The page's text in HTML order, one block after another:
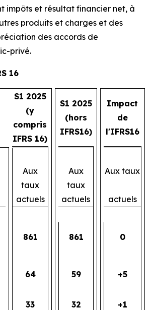
impôts et résultat financier net, à
produits et charges et des
des accords de
privé.
16
S1 2025
(y
compris
IFRS 16)
S1 2025
(hors
IFRS16)
Impact
de
l'IFRS16
Aux
taux
actuels
Aux
taux
actuels
Aux taux
actuels
861 861 0
64 59 +5
33 32 +1